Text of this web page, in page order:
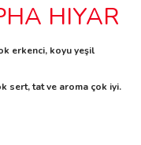
HIYAR
erkenci, koyu yeşil
sert, tat ve aroma çok iyi.